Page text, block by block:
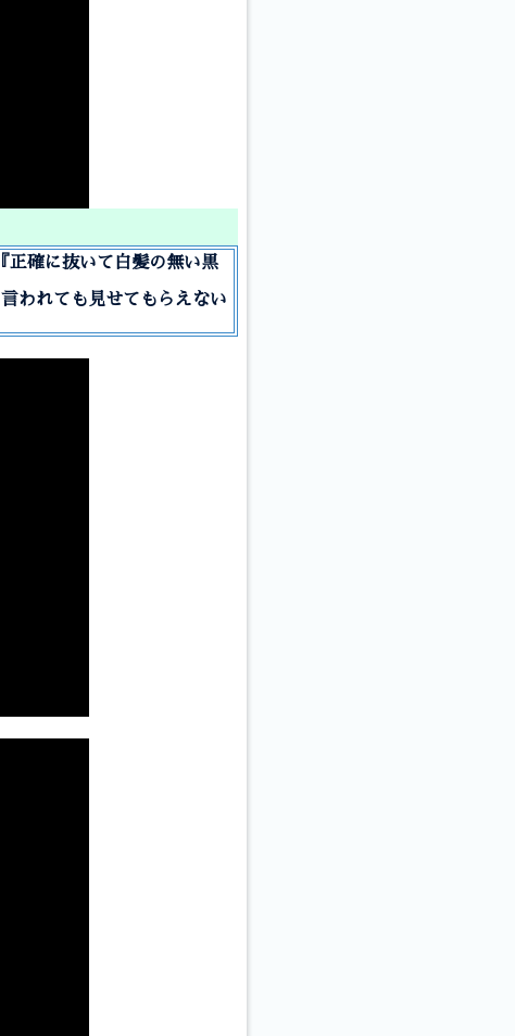
確に抜いて白髪の無い黒
われても見せてもらえない